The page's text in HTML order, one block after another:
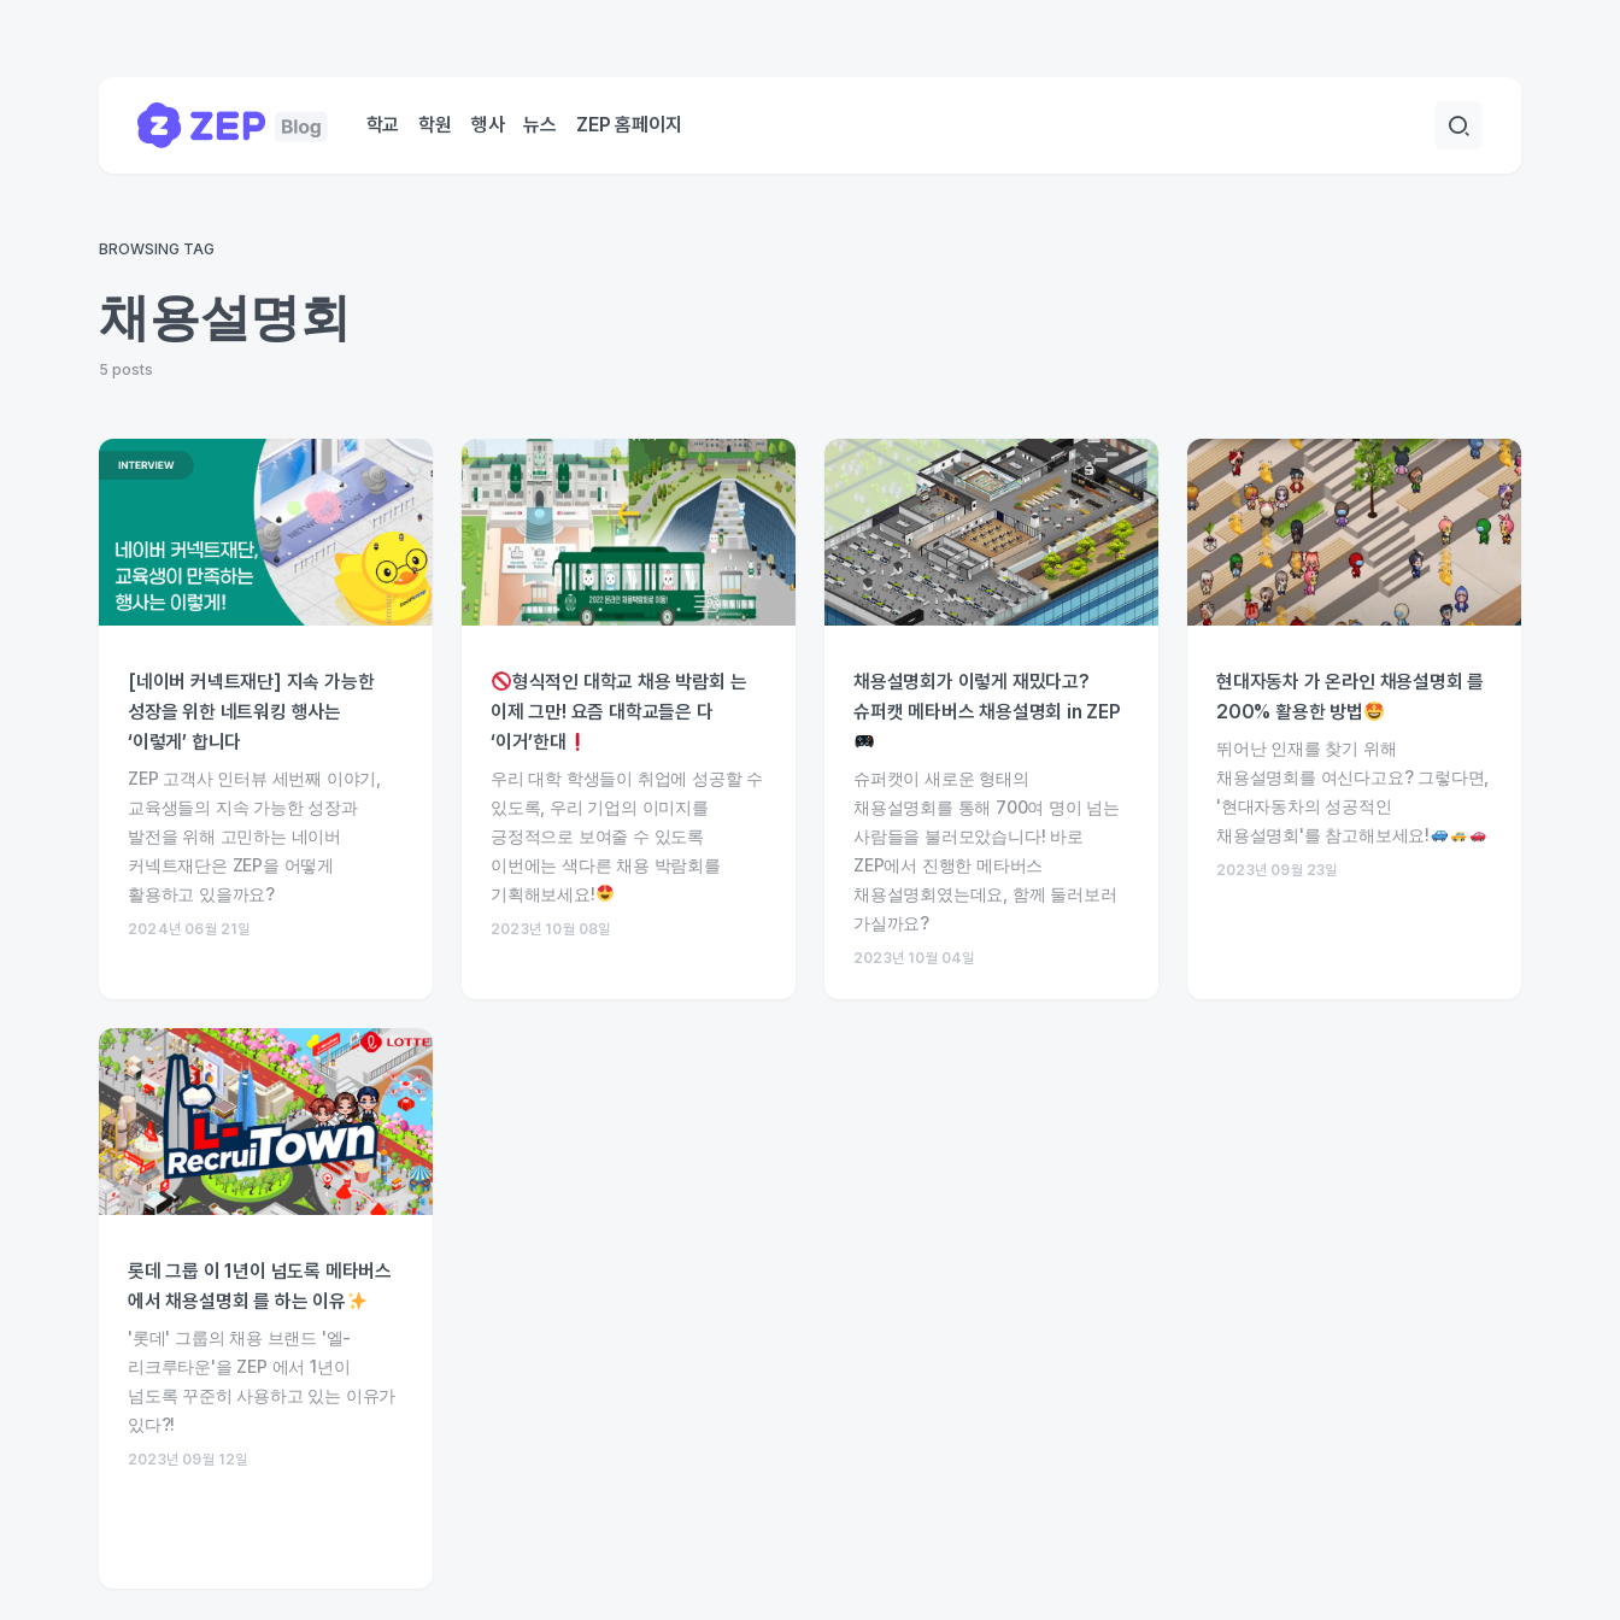
학교 학원 행사 뉴스 ZEP 홈페이지
BROWSING TAG
채용설명회
5 posts
[네이버 커넥트재단] 지속 가능한
성장을 위한 네트워킹 행사는
‘이렇게’ 합니다
ZEP 고객사 인터뷰 세번째 이야기,
교육생들의 지속 가능한 성장과
발전을 위해 고민하는 네이버
커넥트재단은 ZEP을 어떻게
활용하고 있을까요?
2024년 06월 21일
형식적인 대학교 채용 박람회 는
이제 그만! 요즘 대학교들은 다
‘이거’한대
우리 대학 학생들이 취업에 성공할 수
있도록, 우리 기업의 이미지를
긍정적으로 보여줄 수 있도록
이번에는 색다른 채용 박람회를
기획해보세요!
2023년 10월 08일
채용설명회가 이렇게 재밌다고?
슈퍼캣 메타버스 채용설명회 in ZEP
슈퍼캣이 새로운 형태의
채용설명회를 통해 700여 명이 넘는
사람들을 불러모았습니다! 바로
ZEP에서 진행한 메타버스
채용설명회였는데요, 함께 둘러보러
가실까요?
2023년 10월 04일
현대자동차 가 온라인 채용설명회 를
200% 활용한 방법
뛰어난 인재를 찾기 위해
채용설명회를 여신다고요? 그렇다면,
'현대자동차의 성공적인
채용설명회'를 참고해보세요!
2023년 09월 23일
롯데 그룹 이 1년이 넘도록 메타버스
에서 채용설명회 를 하는 이유
'롯데' 그룹의 채용 브랜드 '엘-
리크루타운'을 ZEP 에서 1년이
넘도록 꾸준히 사용하고 있는 이유가
있다?!
2023년 09월 12일